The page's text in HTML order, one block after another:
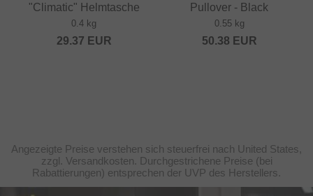
"Climatic" Helmtasche
0.4 kg
29.37 EUR
Pullover - Black
0.55 kg
50.38 EUR
Angezeigte Preise verstehen sich steuerfrei nach United States,
zzgl. Versandkosten. Durchgestrichene Preise (bei
Rabattierungen) entsprechen der UVP des Herstellers.